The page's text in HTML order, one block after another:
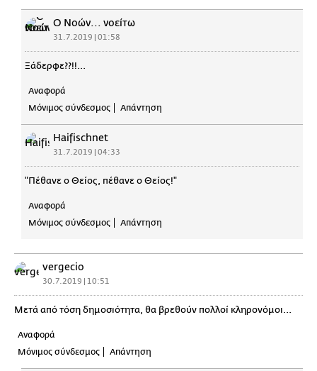
Ο Νοών... νοείτω
31.7.2019 | 01:58
Ξάδερφε??!!...
Αναφορά
Μόνιμος σύνδεσμος
Απάντηση
Haifischnet
31.7.2019 | 04:33
"Πέθανε ο Θείος, πέθανε ο Θείος!"
Αναφορά
Μόνιμος σύνδεσμος
Απάντηση
vergecio
30.7.2019 | 10:51
Μετά από τόση δημοσιότητα, θα βρεθούν πολλοί κληρονόμοι...
Αναφορά
Μόνιμος σύνδεσμος
Απάντηση